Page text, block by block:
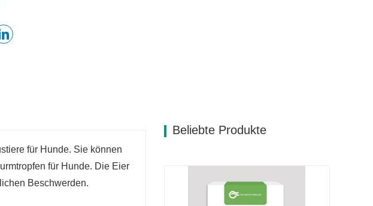
für Hunde. Sie können
für Hunde. Die Eier
Beschwerden.
Beliebte Produkte